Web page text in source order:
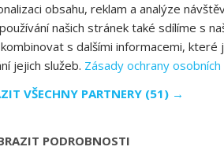
Maria Dizzia
Katie
Allen McCullough
obsahu, reklam a analýze
našich stránek také sdílíme s
s dalšími informacemi,
jejich služeb. Zásady ochrany osobních
VŠECHNY PARTNERY (51) →
PODROBNOSTI